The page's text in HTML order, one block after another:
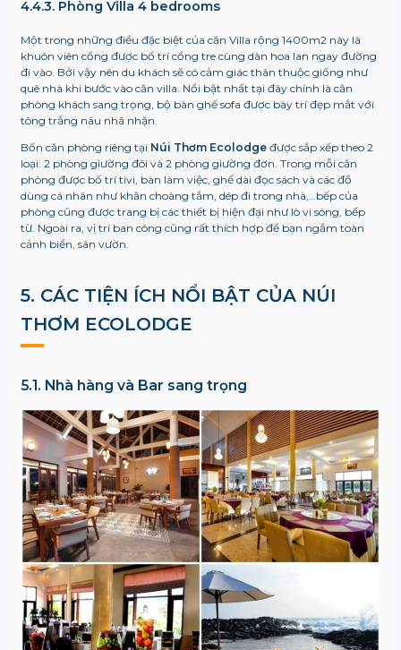
4.4.3. Phòng Villa 4 bedrooms
Một trong những điều đặc biệt của căn Villa rộng 1400m2 này là
khuôn viên cổng được bố trí cổng tre cùng dàn hoa lan ngay đường
đi vào. Bởi vậy nên du khách sẽ có cảm giác thân thuộc giống như
quê nhà khi bước vào căn villa. Nổi bật nhất tại đây chính là căn
phòng khách sang trọng, bộ bàn ghế sofa được bày trí đẹp mắt với
tông trắng nâu nhã nhặn.
Bốn căn phòng riêng tại Núi Thơm Ecolodgeđược sắp xếp theo 2
loại: 2 phòng giường đôi và 2 phòng giường đơn. Trong mỗi căn
phòng được bố trí tivi, bàn làm việc, ghế dài đọc sách và các đồ
dùng cá nhân như khăn choàng tắm, dép đi trong nhà,…bếp của
phòng cũng được trang bị các thiết bị hiện đại như lò vi sóng, bếp
từ. Ngoài ra, vị trí ban công cũng rất thích hợp để bạn ngắm toàn
cảnh biển, sân vườn.
5. CÁC TIỆN ÍCH NỔI BẬT CỦA NÚI
THƠM ECOLODGE
5.1. Nhà hàng và Bar sang trọng